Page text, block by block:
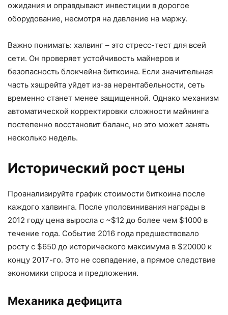
ожидания и оправдывают инвестиции в дорогое
оборудование, несмотря на давление на маржу.
Важно понимать: халвинг – это стресс-тест для всей
сети. Он проверяет устойчивость майнеров и
безопасность блокчейна биткоина. Если значительная
часть хэшрейта уйдет из-за нерентабельности, сеть
временно станет менее защищенной. Однако механизм
автоматической корректировки сложности майнинга
постепенно восстановит баланс, но это может занять
несколько недель.
Исторический рост цены
Проанализируйте график стоимости биткоина после
каждого халвинга. После уполовинивания награды в
2012 году цена выросла с ~$12 до более чем $1000 в
течение года. Событие 2016 года предшествовало
росту с $650 до исторического максимума в $20000 к
концу 2017-го. Это не совпадение, а прямое следствие
экономики спроса и предложения.
Механика дефицита